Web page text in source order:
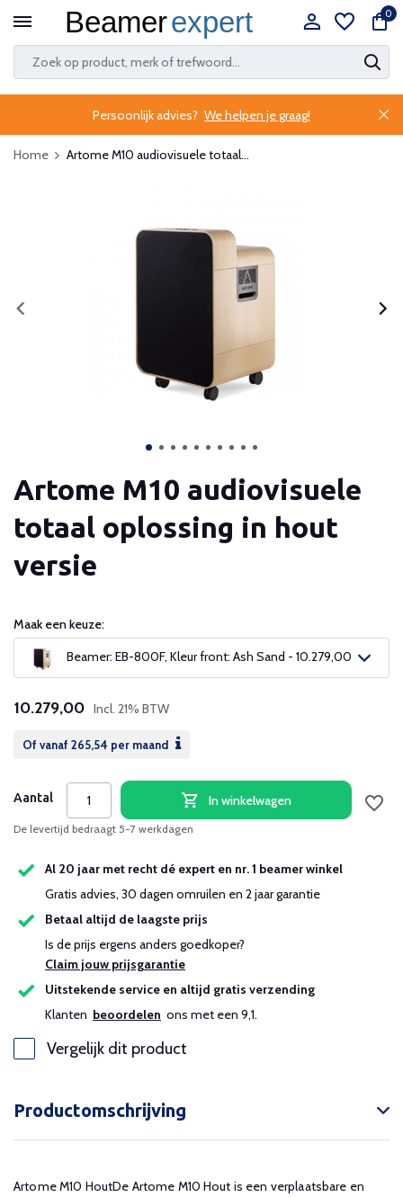
0
Persoonlijk advies? We helpen je graag!
Home Artome M10 audiovisuele totaal...
Artome M10 audiovisuele
totaal oplossing in hout
versie
Maak een keuze:
Beamer: EB-800F, Kleur front: Ash Sand - 10.279,00
10.279,00 Incl. 21% BTW
Of vanaf 265,54 per maand
Aantal In winkelwagen
De levertijd bedraagt 5-7 werkdagen
Al 20 jaar met recht dé expert en nr. 1 beamer winkel
Gratis advies, 30 dagen omruilen en 2 jaar garantie
Betaal altijd de laagste prijs
Is de prijs ergens anders goedkoper?
Claim jouw prijsgarantie
Uitstekende service en altijd gratis verzending
Klanten beoordelen ons met een 9,1.
Vergelijk dit product
Productomschrijving
Artome M10 HoutDe Artome M10 Hout is een verplaatsbare en